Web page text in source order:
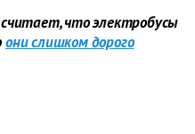
что электробусы
они слишком дорого